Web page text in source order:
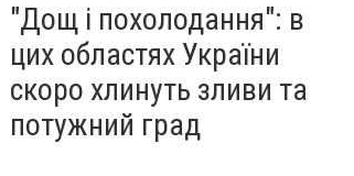
миті: на Тернопільщині
знешкодили боєприпас
Вчора
"Дощ і похолодання": в
цих областях України
скоро хлинуть зливи та
потужний град